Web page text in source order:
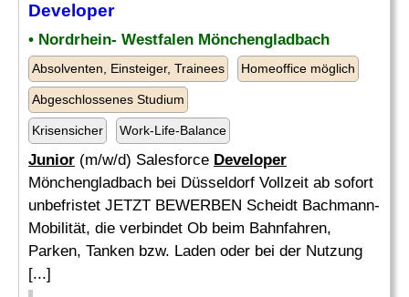
Developer
• Nordrhein- Westfalen Mönchengladbach
Absolventen, Einsteiger, Trainees Homeoffice möglich
Abgeschlossenes Studium
Krisensicher Work-Life-Balance
Junior (m/w/d) Salesforce Developer
Mönchengladbach bei Düsseldorf Vollzeit ab sofort
unbefristet JETZT BEWERBEN Scheidt Bachmann-
Mobilität, die verbindet Ob beim Bahnfahren,
Parken, Tanken bzw. Laden oder bei der Nutzung
[...]